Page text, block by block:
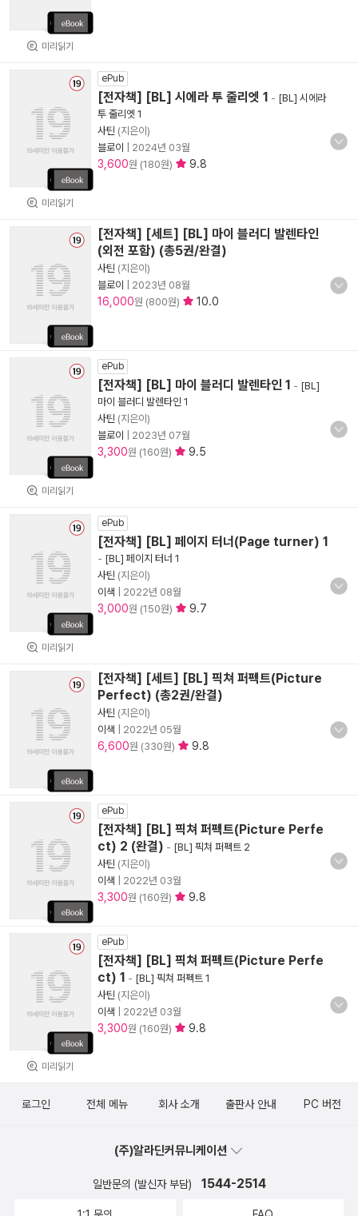
미리읽기
미리읽기
ePub
[전자책] [BL] 시에라 투 줄리엣 1 - [BL] 시에라
투 줄리엣 1
사틴 (지은이)
블로이
2024년 03월
3,600원 (180원) 9.8
[전자책] [세트] [BL] 마이 블러디 발렌타인
(외전 포함) (총5권/완결)
사틴 (지은이)
블로이
2023년 08월
16,000원 (800원) 10.0
미리읽기
ePub
[전자책] [BL] 마이 블러디 발렌타인 1 - [BL]
마이 블러디 발렌타인 1
사틴 (지은이)
블로이
2023년 07월
3,300원 (160원) 9.5
미리읽기
ePub
[전자책] [BL] 페이지 터너(Page turner) 1
- [BL] 페이지 터너 1
사틴 (지은이)
이색
2022년 08월
3,000원 (150원) 9.7
[전자책] [세트] [BL] 픽쳐 퍼펙트(Picture
Perfect) (총2권/완결)
사틴 (지은이)
이색
2022년 05월
6,600원 (330원) 9.8
ePub
[전자책] [BL] 픽쳐 퍼펙트(Picture Perfe
ct) 2 (완결) - [BL] 픽쳐 퍼펙트 2
사틴 (지은이)
이색
2022년 03월
3,300원 (160원) 9.8
미리읽기
ePub
[전자책] [BL] 픽쳐 퍼펙트(Picture Perfe
ct) 1 - [BL] 픽쳐 퍼펙트 1
사틴 (지은이)
이색
2022년 03월
3,300원 (160원) 9.8
로그인 전체 메뉴 회사 소개 출판사 안내 PC 버전
(주)알라딘커뮤니케이션
일반문의 (발신자 부담) 1544-2514